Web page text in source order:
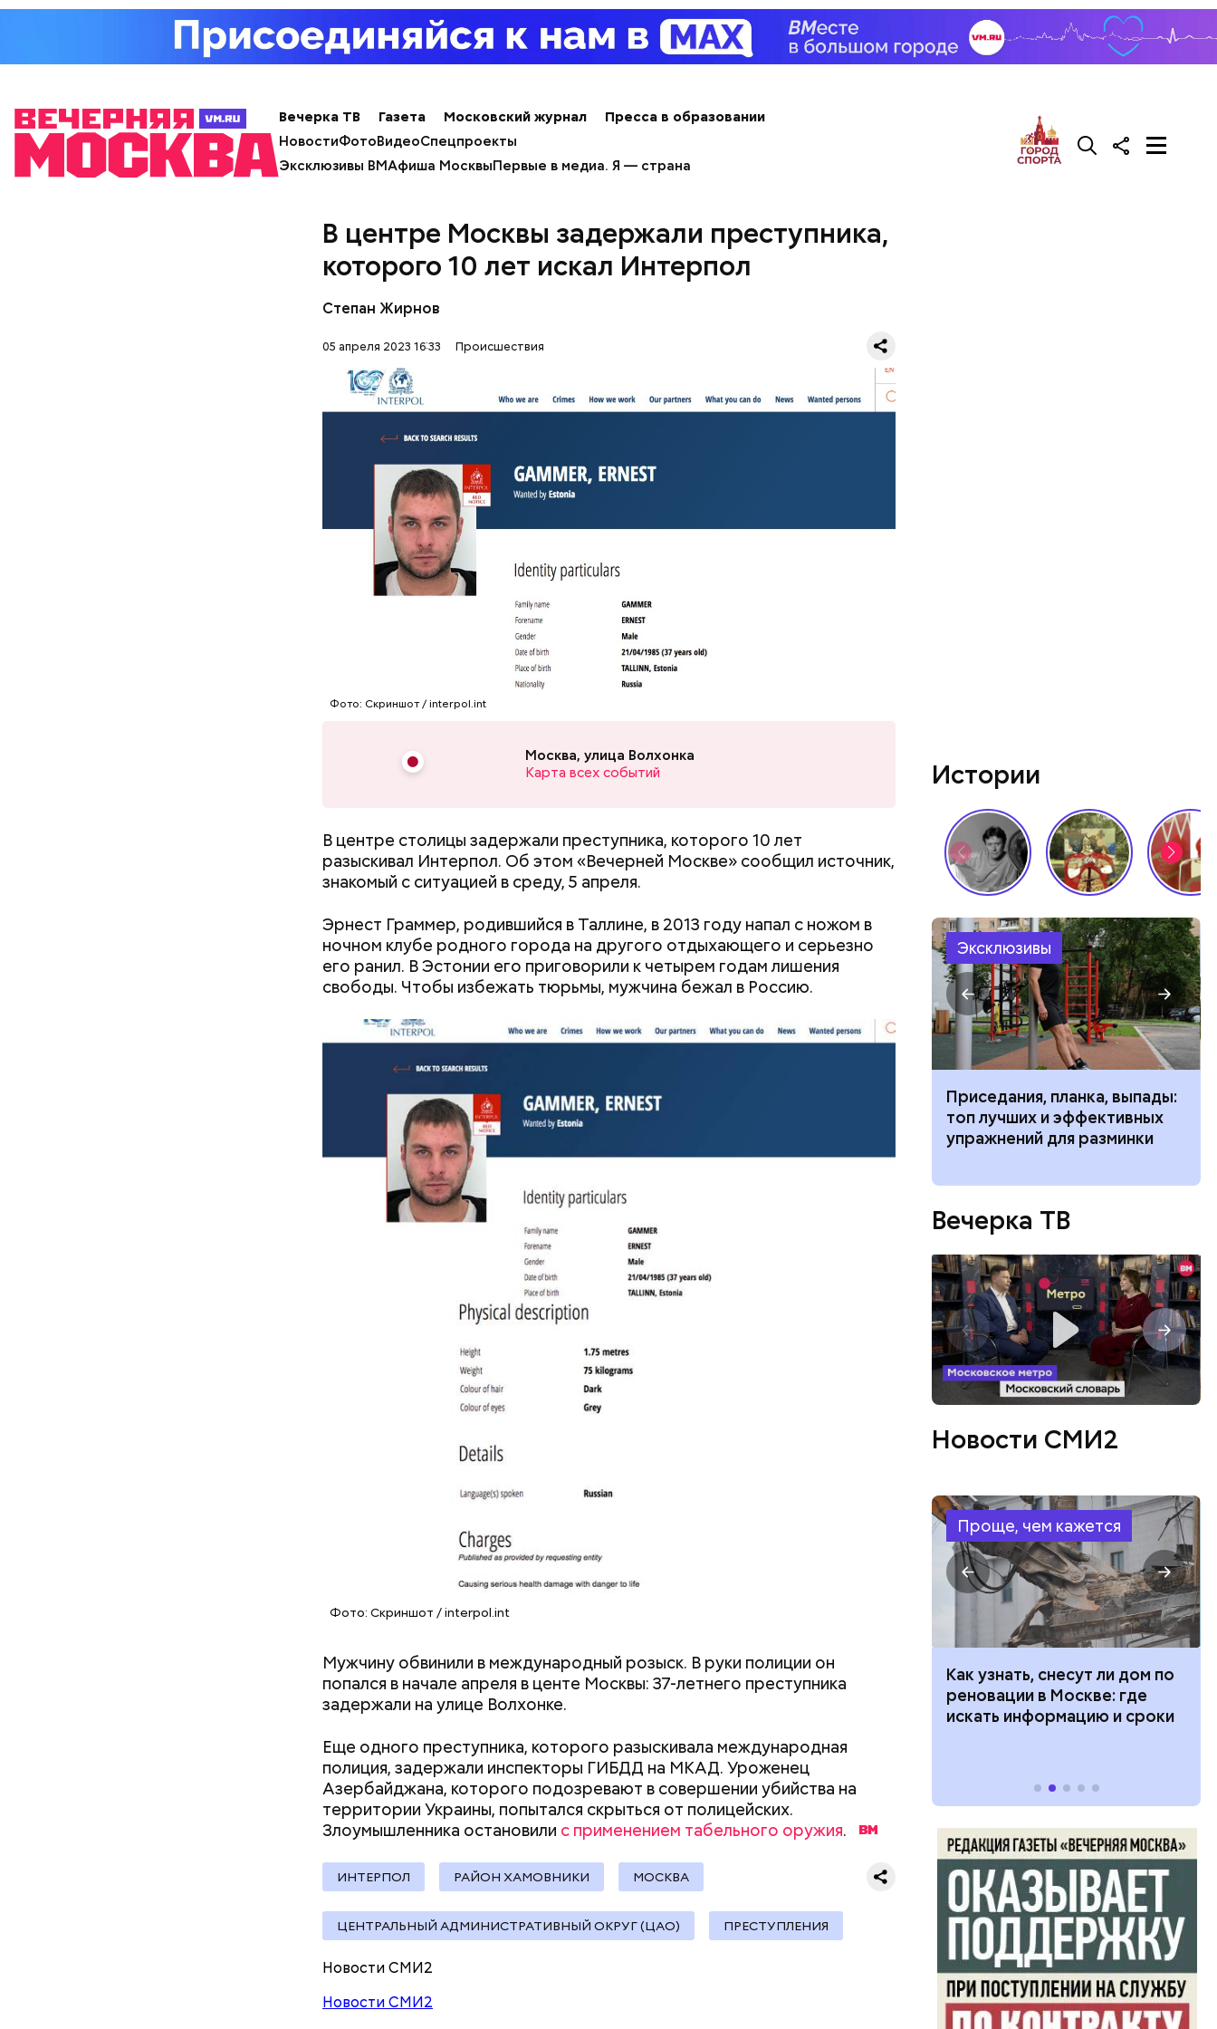
Вечерка ТВ Газета Московский журнал
Пресса в образовании
НовостиФотоВидеоСпецпроекты
Эксклюзивы ВМАфиша МосквыПервые в медиа. Я — страна
В центре Москвы задержали преступника,
которого 10 лет искал Интерпол
Степан Жирнов
05 апреля 2023 16:33 Происшествия
Фото: Скриншот / interpol.int
Москва, улица Волхонка
Карта всех событий
В центре столицы задержали преступника, которого 10 лет
разыскивал Интерпол. Об этом «Вечерней Москве» сообщил источник,
знакомый с ситуацией в среду, 5 апреля.
Эрнест Граммер, родившийся в Таллине, в 2013 году напал с ножом в
ночном клубе родного города на другого отдыхающего и серьезно
его ранил. В Эстонии его приговорили к четырем годам лишения
свободы. Чтобы избежать тюрьмы, мужчина бежал в Россию.
Фото: Скриншот / interpol.int
Мужчину обвинили в международный розыск. В руки полиции он
попался в начале апреля в центе Москвы: 37-летнего преступника
задержали на улице Волхонке.
Еще одного преступника, которого разыскивала международная
полиция, задержали инспекторы ГИБДД на МКАД. Уроженец
Азербайджана, которого подозревают в совершении убийства на
территории Украины, попытался скрыться от полицейских.
Злоумышленника остановили с применением табельного оружия.
ИНТЕРПОЛ РАЙОН ХАМОВНИКИ МОСКВА
ЦЕНТРАЛЬНЫЙ АДМИНИСТРАТИВНЫЙ ОКРУГ (ЦАО) ПРЕСТУПЛЕНИЯ
Новости СМИ2
Новости СМИ2
Для задержания подозреваемого в серии убийств под дверью
квартиры был инсценирован пожар. Когда мать Пичушкина открыла
спальни, спецназовцы увидели, что маньяк спит. Пожарная машина под
окном, в «люльке» которой были бойцы отряда специального
назначения, не пригодилась.
приводили из камеры и объясняли, что улики говорят о том, что он
и отказывался говорить. В какой-то момент он вдруг замолчал,
— Дайте мне сигарету, и я вам все расскажу.
Другие мужчины предстанут перед судом за убийство в Подмосковье,
которое былосовершено в 2007 году. Заказчик в качестве оплаты за
убийство обещал простить киллеру долг.
Истории
Эксклюзивы
Похудеть поможет горчица:
чем полезно это растение и
продукты, которые из него
производят
Приседания, планка, выпады:
топ лучших и эффективных
упражнений для разминки
Вечерка ТВ
Новости СМИ2
Проще, чем кажется
Как поменять батареи дома и
не получить штраф
Как получить до 100 тысяч
рублей от государства при
документы
Как узнать, снесут ли дом по
реновации в Москве: где
искать информацию и сроки